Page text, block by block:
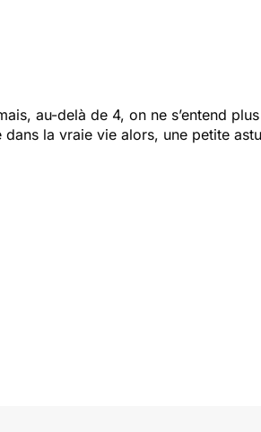
au-delà de 4, on ne s’entend
la vraie vie alors, une petite